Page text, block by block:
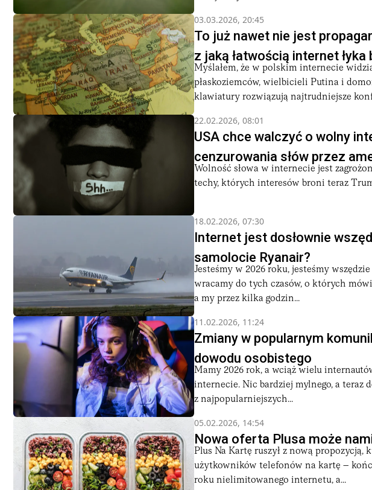
03.03.2026, 20:45
To już nawet nie jest
z jaką łatwością internet łyka
Myślałem, że w polskim internecie
płaskoziemców, wielbicieli Putina i
klawiatury rozwiązują najtrudniejsze
22.02.2026, 08:01
USA chce walczyć o wolny
cenzurowania słów przez
Wolność słowa w internecie jest
techy, których interesów broni teraz
18.02.2026, 07:30
Internet jest dosłownie
samolocie Ryanair?
Jesteśmy w 2026 roku, jesteśmy
wracamy do tych czasów, o których
a my przez kilka godzin...
11.02.2026, 11:24
Zmiany w popularnym
dowodu osobistego
Mamy 2026 rok, a wciąż wielu
internecie. Nic bardziej mylnego, a teraz
z najpopularniejszych...
05.02.2026, 14:54
Nowa oferta Plusa może
Plus Na Kartę ruszył z nową
użytkowników telefonów na kartę –
roku nielimitowanego internetu, a...